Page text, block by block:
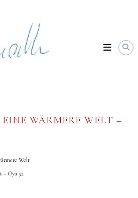
WÄRMERE WELT –
Welt
– Oya 52